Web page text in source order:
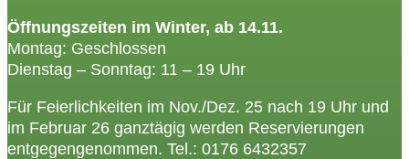
Öffnungszeiten im Winter, ab 14.11.
Montag: Geschlossen
Dienstag – Sonntag: 11 – 19 Uhr
Für Feierlichkeiten im Nov./Dez. 25 nach 19 Uhr und
im Februar 26 ganztägig werden Reservierungen
entgegengenommen. Tel.: 0176 6432357